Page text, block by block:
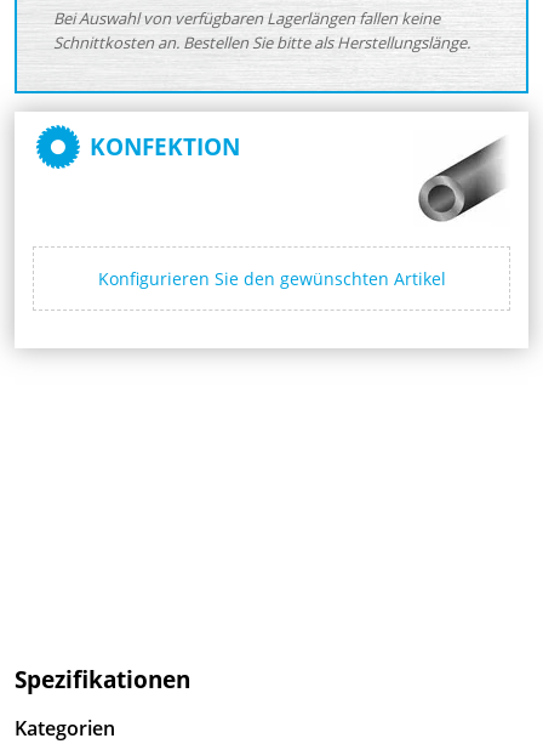
Bei Auswahl von verfügbaren Lagerlängen fallen keine
Schnittkosten an. Bestellen Sie bitte als Herstellungslänge.
KONFEKTION
Konfigurieren Sie den gewünschten Artikel
Spezifikationen
Kategorien